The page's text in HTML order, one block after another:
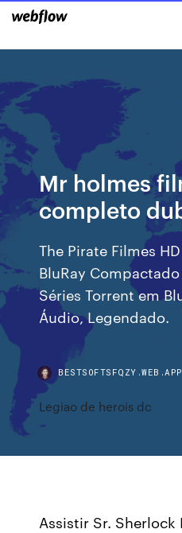
Mr holmes
completo
The Pirate Filmes
BluRay
Séries Torrent em
Áudio, Legendado.
BESTSOFTSFQZY.WEB.APP
Legiao de herois dc
Assistir Sr.